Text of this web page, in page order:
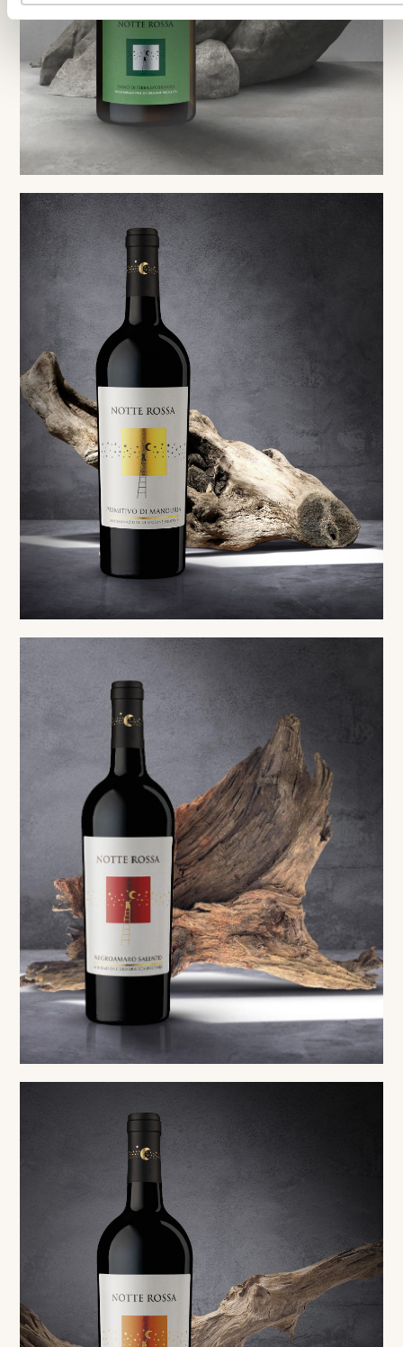
White
Fiano di Terra d'Otranto DOP
Red
Primitivo di Manduria DOP
Rosso
Negroamaro Salento IGP
Red